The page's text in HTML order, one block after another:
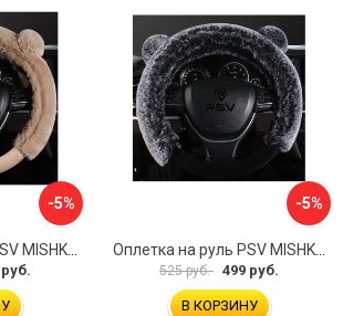
-5%
Оплетка на руль PSV MISHKA Premium 136099
-5%
Оплетка на руль PSV MISHKA Premium 136095
525 руб. 499 руб.
В КОРЗИНУ